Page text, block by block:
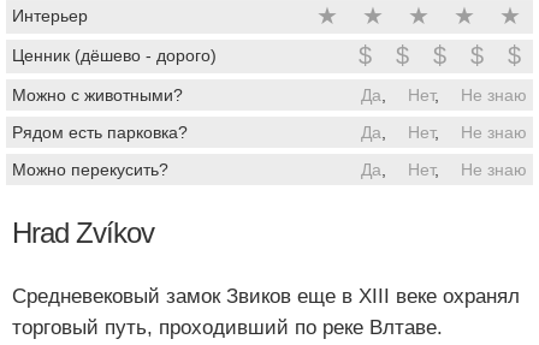
Интерьер ★ ★ ★ ★ ★
Ценник (дёшево - дорого) $ $ $ $ $
Можно с животными? Да Нет,
Не знаю
Рядом есть парковка?
Да Нет,
Не знаю
Можно перекусить?
Да Нет, Не знаю
Hrad Zvíkov
Средневековый замок Звиков еще в XIII веке охранял
торговый путь, проходивший по реке Влтаве.